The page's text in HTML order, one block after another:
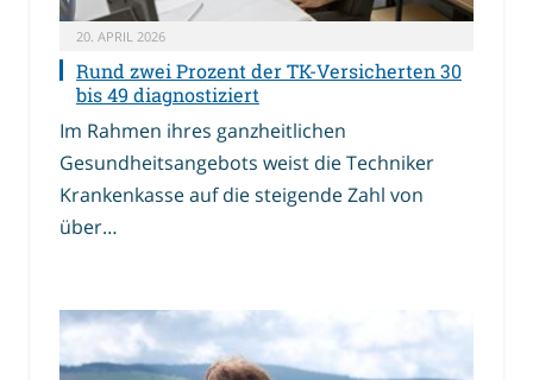
20. APRIL 2026
Rund zwei Prozent der TK-Versicherten 30
bis 49 diagnostiziert
Im Rahmen ihres ganzheitlichen
Gesundheitsangebots weist die Techniker
Krankenkasse auf die steigende Zahl von
über…